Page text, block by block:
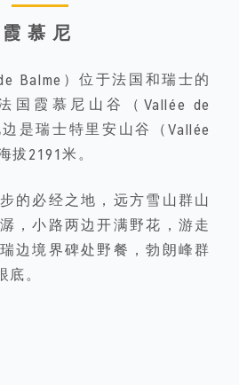
霞慕尼
Balme）位于法国和瑞士的
国霞慕尼山谷（Vallée de
是瑞士特里安山谷（Vallée
拔2191米。
的必经之地，远方雪山群山
，小路两边开满野花，游走
边境界碑处野餐，勃朗峰群
。